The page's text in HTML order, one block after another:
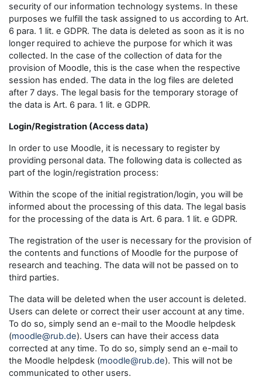
security of our information technology systems. In these
purposes we fulfill the task assigned to us according to Art.
6 para. 1 lit. e GDPR. The data is deleted as soon as it is no
longer required to achieve the purpose for which it was
collected. In the case of the collection of data for the
provision of Moodle, this is the case when the respective
session has ended. The data in the log files are deleted
after 7 days. The legal basis for the temporary storage of
the data is Art. 6 para. 1 lit. e GDPR.
Login/Registration (Access data)
In order to use Moodle, it is necessary to register by
providing personal data. The following data is collected as
part of the login/registration process:
Within the scope of the initial registration/login, you will be
informed about the processing of this data. The legal basis
for the processing of the data is Art. 6 para. 1 lit. e GDPR.
The registration of the user is necessary for the provision of
the contents and functions of Moodle for the purpose of
research and teaching. The data will not be passed on to
third parties.
The data will be deleted when the user account is deleted.
Users can delete or correct their user account at any time.
To do so, simply send an e-mail to the Moodle helpdesk
(moodle@rub.de). Users can have their access data
corrected at any time. To do so, simply send an e-mail to
the Moodle helpdesk (moodle@rub.de). This will not be
communicated to other users.